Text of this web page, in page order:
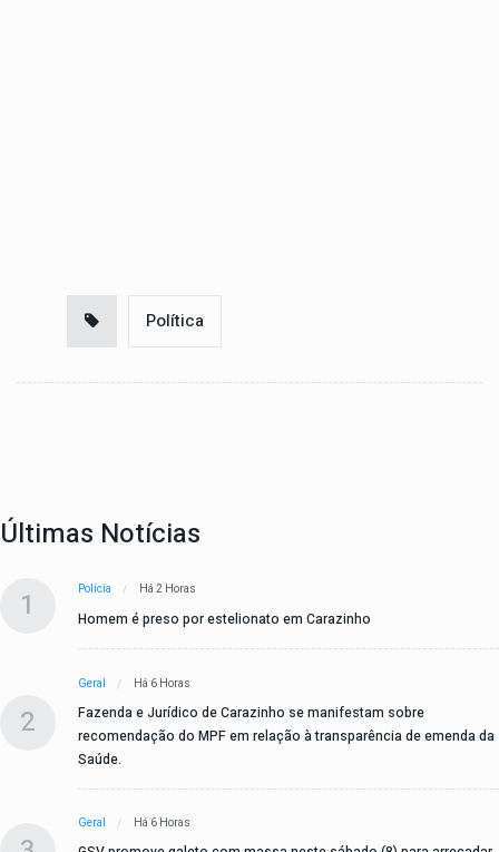
Política
Últimas Notícias
1
Polícia Há 2 Horas
Homem é preso por estelionato em Carazinho
2
Geral Há 6 Horas
Fazenda e Jurídico de Carazinho se manifestam sobre
recomendação do MPF em relação à transparência de emenda da
Saúde.
Geral Há 6 Horas